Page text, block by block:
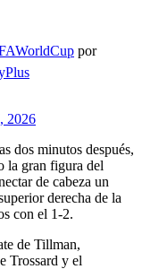
por
2026
dos minutos después,
la gran figura del
de cabeza un
derecha de la
con el 1-2.
de Tillman,
Trossard y el